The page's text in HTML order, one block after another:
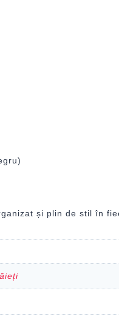
și plin de stil în